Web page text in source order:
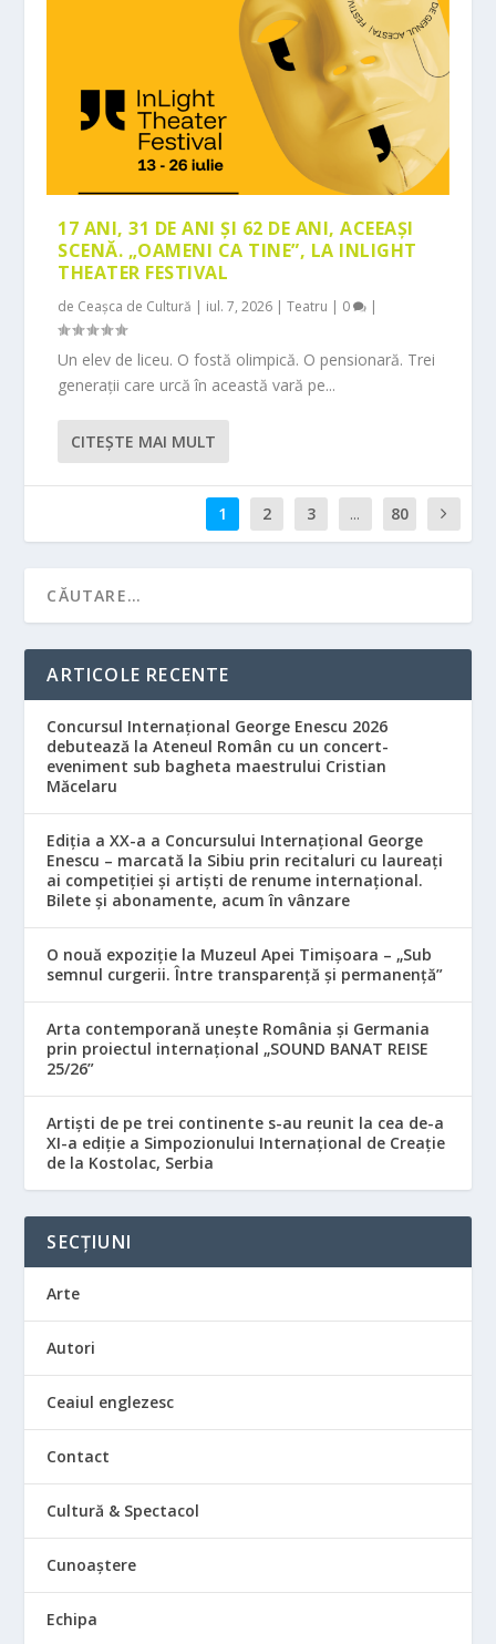
17 ANI, 31 DE ANI ȘI 62 DE ANI, ACEEAȘI
SCENĂ. „OAMENI CA TINE”, LA INLIGHT
THEATER FESTIVAL
de Ceașca de Cultură | iul. 7, 2026 |Teatru | 0 |
Un elev de liceu. O fostă olimpică. O pensionară. Trei
generații care urcă în această vară pe...
CITEŞTE MAI MULT
1 2 3 ... 80
ARTICOLE RECENTE
Concursul Internațional George Enescu 2026
debutează la Ateneul Român cu un concert-
eveniment sub bagheta maestrului Cristian
Măcelaru
Ediția a XX-a a Concursului Internațional George
Enescu – marcată la Sibiu prin recitaluri cu laureați
ai competiției și artiști de renume internațional.
Bilete și abonamente, acum în vânzare
O nouă expoziție la Muzeul Apei Timișoara – „Sub
semnul curgerii. Între transparență și permanență”
Arta contemporană unește România și Germania
prin proiectul internațional „SOUND BANAT REISE
25/26”
Artiști de pe trei continente s-au reunit la cea de-a
XI-a ediție a Simpozionului Internațional de Creație
de la Kostolac, Serbia
SECȚIUNI
Arte
Autori
Ceaiul englezesc
Contact
Cultură & Spectacol
Cunoaștere
Echipa